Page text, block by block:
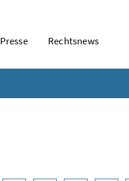
Presse Rechtsnews